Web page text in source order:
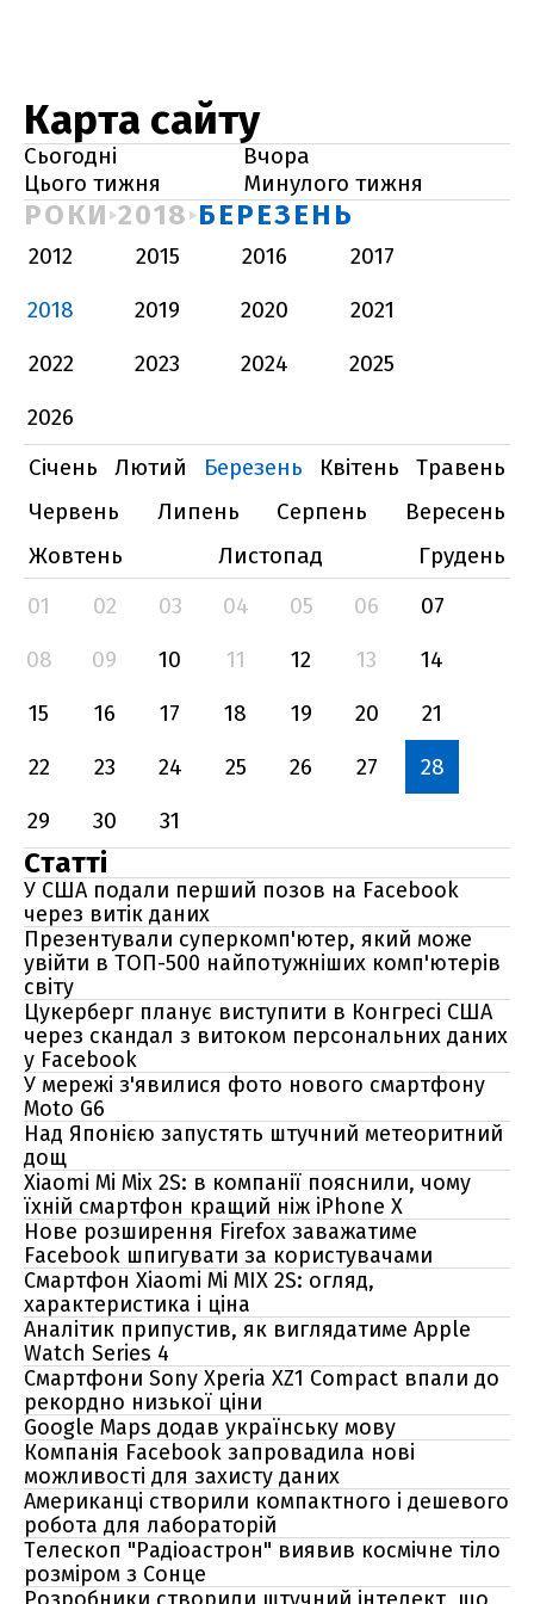
Карта сайту
Сьогодні
Вчора
Цього тижня
Минулого тижня
РОКИ 2018 БЕРЕЗЕНЬ
2012 2015 2016
2017
2018
2019 2020
2021
2022
2023 2024
2025
2026
Січень
Лютий Березень Квітень
Травень
Червень
Липень Серпень
Вересень
Жовтень
Листопад
Грудень
01
02 03 04 05 06
07
08
09 10 11 12 13
14
15
16 17 18 19 20
21
22
23 24 25 26 27
28
29
30 31
Статті
У США подали перший позов на Facebook
через витік даних
Презентували суперкомп'ютер, який може
увійти в ТОП-500 найпотужніших комп'ютерів
світу
Цукерберг планує виступити в Конгресі США
через скандал з витоком персональних даних
у Facebook
У мережі з'явилися фото нового смартфону
Moto G6
Над Японією запустять штучний метеоритний
дощ
Xiaomi Mi Mix 2S: в компанії пояснили, чому
їхній смартфон кращий ніж iPhone X
Нове розширення Firefox заважатиме
Facebook шпигувати за користувачами
Смартфон Xiaomi Mi MIX 2S: огляд,
характеристика і ціна
Аналітик припустив, як виглядатиме Apple
Watch Series 4
Смартфони Sony Xperia XZ1 Compact впали до
рекордно низької ціни
Google Maps додав українську мову
Компанія Facebook запровадила нові
можливості для захисту даних
Американці створили компактного і дешевого
робота для лабораторій
Телескоп "Радіоастрон" виявив космічне тіло
розміром з Сонце